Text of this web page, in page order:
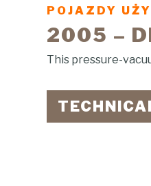
POJAZDY
2005 –
This pressure-